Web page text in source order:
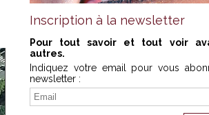
Inscription à la newsletter
Pour tout savoir et tout voir
autres.
Indiquez votre email pour vous
newsletter :